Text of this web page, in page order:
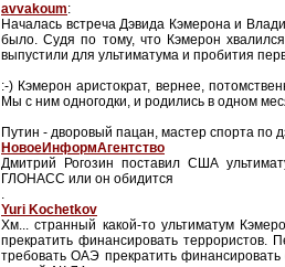
avvakoum:
Началась встреча Дэвида Кэмерона и
было. Судя по тому, что Кэмерон
выпустили для ультиматума и пробития
:-) Кэмерон аристократ, вернее,
Мы с ним одногодки, и родились в одном
Путин - дворовый пацан, мастер спорта по
НовоеИнформАгентство
Дмитрий Рогозин поставил США
ГЛОНАСС или он обидится
.
Yuri Kochetkov
Хм... странный какой-то ультиматум
прекратить финансировать
требовать ОАЭ прекратить